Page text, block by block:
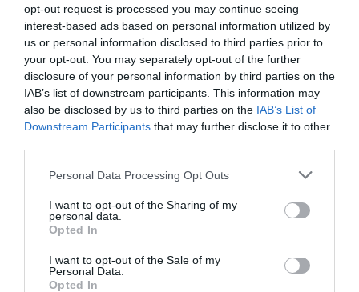
opt-out request is processed you may continue seeing
interest-based ads based on personal information utilized by
us or personal information disclosed to third parties prior to
your opt-out. You may separately opt-out of the further
disclosure of your personal information by third parties on the
IAB’s list of downstream participants. This information may
also be disclosed by us to third parties on the IAB’s List of
Downstream Participants that may further disclose it to other
Personal Data Processing Opt Outs
I want to opt-out of the Sharing of my
personal data.
Opted In
I want to opt-out of the Sale of my
Personal Data.
Opted In
Επικοινωνία
Video
Ηλικία 4+